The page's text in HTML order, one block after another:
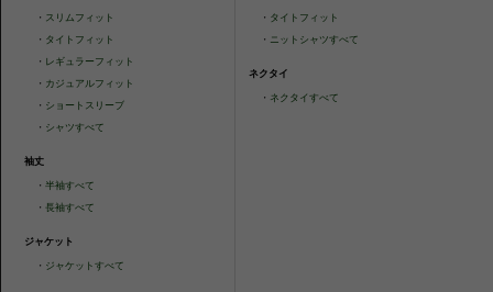
・ スリムフィット
・ タイトフィット
・ レギュラーフィット
・ カジュアルフィット
・ ショートスリーブ
・ シャツすべて
袖丈
・半袖すべて
・長袖すべて
ジャケット
・ ジャケットすべて
・ タイトフィット
・ ニットシャツすべて
ネクタイ
・ ネクタイすべて